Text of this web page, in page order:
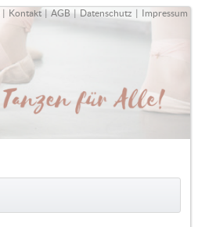
| Kontakt | AGB | Datenschutz | Impressum